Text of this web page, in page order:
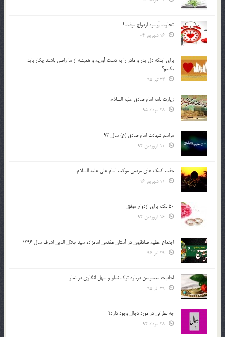
تجارت پُرسود ازدواج موقت !
براي اينكه دل پدر و مادر را به دست آوريم و هميشه از ما راضي باشند چكار بايد
بكنيم؟
زیارت نامه امام صادق علیه السلام
مراسم شهادت امام صادق (ع) سال 93
جذب کمک های مردمی موکب امام علی علیه السلام
50 نکته برای ازدواج موفق
اجتماع عظیم صادقیون در آستان مقدس امامزاده سید جلال الدین اشرف سال 1396
احادیث معصومین درباره ترک نماز و سهل انگاری در نماز
چه نظراتی در مورد دجال وجود دارد؟